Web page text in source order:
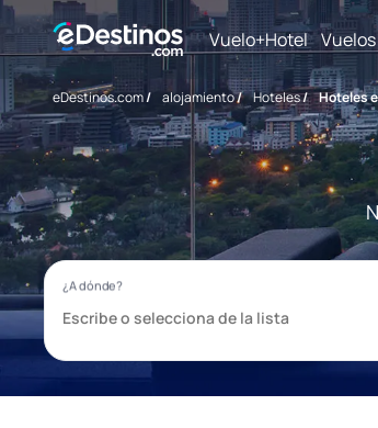
Vuelo+Hotel
eDestinos.com/ alojamiento/ Hoteles/ Hoteles